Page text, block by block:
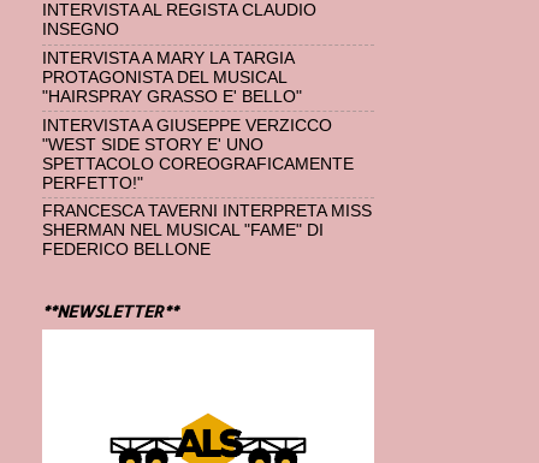
INTERVISTA AL REGISTA CLAUDIO
INSEGNO
INTERVISTA A MARY LA TARGIA
PROTAGONISTA DEL MUSICAL
"HAIRSPRAY GRASSO E' BELLO"
INTERVISTA A GIUSEPPE VERZICCO
"WEST SIDE STORY E' UNO
SPETTACOLO COREOGRAFICAMENTE
PERFETTO!"
FRANCESCA TAVERNI INTERPRETA MISS
SHERMAN NEL MUSICAL "FAME" DI
FEDERICO BELLONE
**NEWSLETTER**